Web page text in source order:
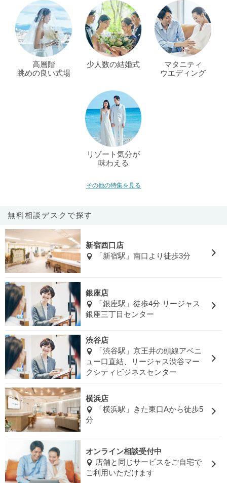
高層階
眺めの良い式場
少人数の結婚式
マタニティ
ウエディング
リゾート気分が
味わえる
その他の特集を見る
無料相談デスクで探す
新宿西口店
「新宿駅」南口より徒歩3分
銀座店
「銀座駅」徒歩4分 リージャス
銀座三丁目センター
渋谷店
「渋谷駅」京王井の頭線アベニ
ュー口直結、リージャス渋谷マー
クシティビジネスセンター
横浜店
「横浜駅」きた東口Aから徒歩5
分
オンライン相談受付中
店舗と同じサービスをご自宅で
ご利用いただけます